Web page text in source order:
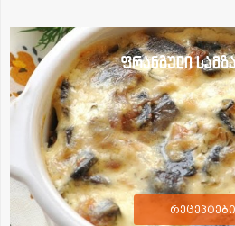
ფრანგული
რეცეპტები